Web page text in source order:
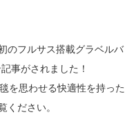
のフルサス搭載グラベルバ
事がされました！
を思わせる快適性を持った
ください。